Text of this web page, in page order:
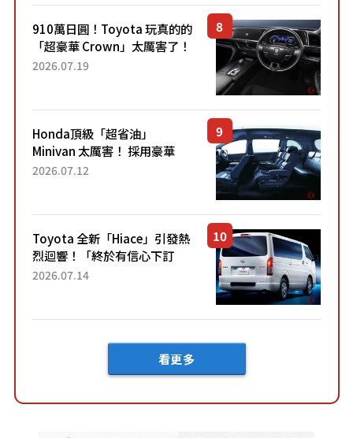
了！...
910萬日圓！Toyota 玩真的的
「超豪華 Crown」太厲害了！
採用由「匠人技藝」打造的
2026.07.19
Honda頂級「超省油」
Minivan 太厲害！ 採用豪華
「真皮座椅」與專屬「黑色內
「三...
2026.07.12
Toyota 全新「Hiace」引發熱
烈迴響！「終於有信心下訂
了！」「哪個等級交車最
車？...
2026.07.14
看更多